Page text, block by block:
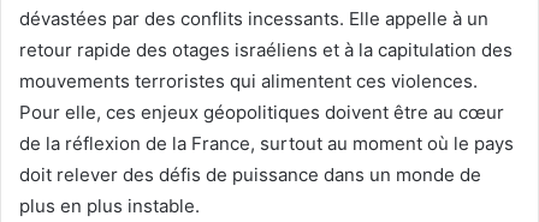
dévastées par des conflits incessants. Elle appelle à un
retour rapide des otages israéliens et à la capitulation des
mouvements terroristes qui alimentent ces violences.
Pour elle, ces enjeux géopolitiques doivent être au cœur
de la réflexion de la France, surtout au moment où le pays
doit relever des défis de puissance dans un monde de
plus en plus instable.